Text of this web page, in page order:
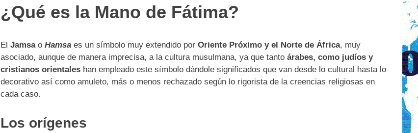
¿Qué es la Mano de Fátima?
El Jamsao Hamsaes un símbolo muy extendido por Oriente Próximo y el Norte de África, muy
asociado, aunque de manera imprecisa, a la cultura musulmana, ya que tanto árabes, como judíos y
cristianos orientaleshan empleado este símbolo dándole significados que van desde lo cultural hasta lo
decorativo así como amuleto, más o menos rechazado según lo rigorista de la creencias religiosas en
cada caso.
Los orígenes